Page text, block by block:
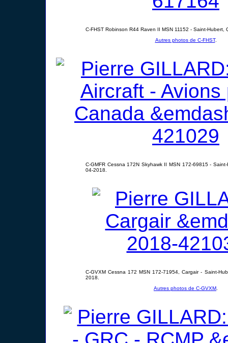
C-FHST Robinson R44 Raven II MSN 11152 - Saint-Hubert,
Autres photos de C-FHST.
C-GMFR Cessna 172N Skyhawk II MSN 172-69815 -
04-2018.
C-GVXM Cessna 172 MSN 172-71954, Cargair - Saint-
2018.
Autres photos de C-GVXM